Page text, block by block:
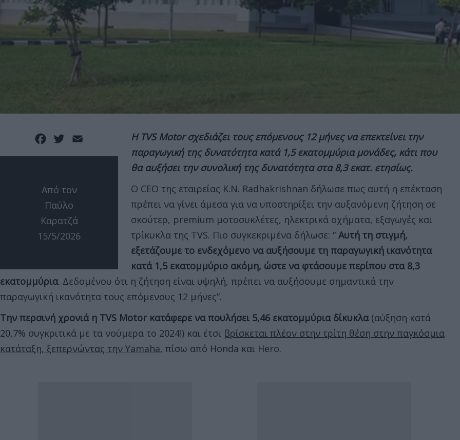
Facebook
Twitter
Από τον
Παύλο
Καρατζά
15/5/2026
Η TVSMotor σχεδιάζει τους επόμενους 12 μήνες να επεκτείνει την
παραγωγική της δυνατότητα κατά 1,5 εκατομμύρια μονάδες, κάτι που
θα αυξήσει την συνολική της δυνατότητα στα 8,3 εκατ. ετησίως.
Ο CEO της εταιρείας K.N. Radhakrishnan δήλωσε πως αυτή η επέκταση
πρέπει να γίνει άμεσα για να υποστηρίξει την αυξανόμενη ζήτηση σε
σκούτερ, premium μοτοσυκλέτες, ηλεκτρικά οχήματα, εξαγωγές και
τρίκυκλα της TVS. Πιο συγκεκριμένα δήλωσε: “ Αυτή τη στιγμή,
εξετάζουμε το ενδεχόμενο να αυξήσουμε τη παραγωγική ικανότητα
κατά 1,5 εκατομμύριο ακόμη, ώστε να φτάσουμε περίπου στα 8,3
εκατομμύρια. Δεδομένου ότι η ζήτηση είναι υψηλή, πρέπει να αυξήσουμε σημαντικά την
παραγωγική ικανότητα τους επόμενους 12 μήνες”.
Την περσινή χρονιά η TVS Motor κατάφερε να πουλήσει 5,46 εκατομμύρια δίκυκλα(αύξηση κατά
20,7% συγκριτικά με τα νούμερα το 2024!) και έτσι βρίσκεται πλέον στην τρίτη θέση στην παγκόσμια
κατάταξη, ξεπερνώντας την Yamaha, πίσω από Honda και Hero.